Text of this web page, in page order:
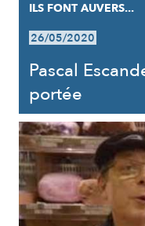
ILS FONT AUVERS...
26/05/2020
Pascal
portée